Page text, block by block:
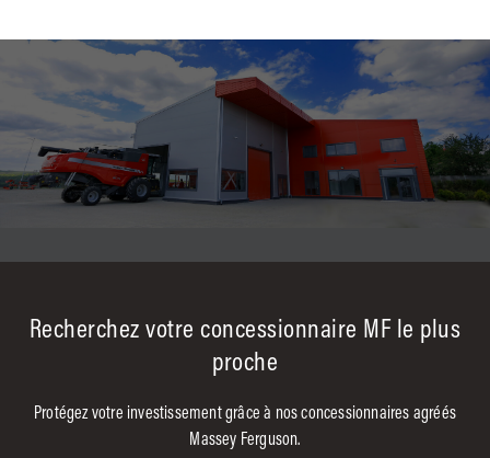
Recherchez votre concessionnaire MF le plus
proche
Protégez votre investissement grâce à nos concessionnaires agréés
Massey Ferguson.